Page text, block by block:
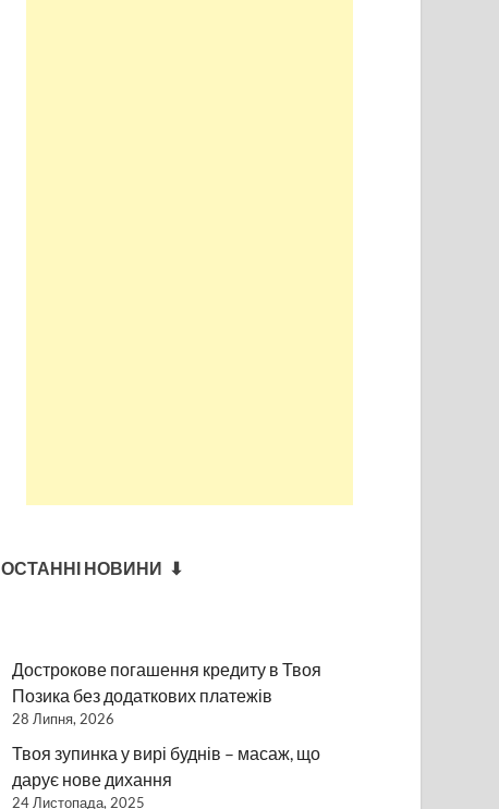
ОСТАННІ НОВИНИ ⬇
Дострокове погашення кредиту в Твоя
Позика без додаткових платежів
28 Липня, 2026
Твоя зупинка у вирі буднів – масаж, що
дарує нове дихання
24 Листопада, 2025